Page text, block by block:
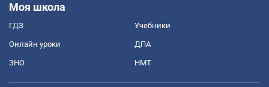
Моя школа
ГДЗ Учебники
Онлайн уроки ДПА
ЗНО НМТ